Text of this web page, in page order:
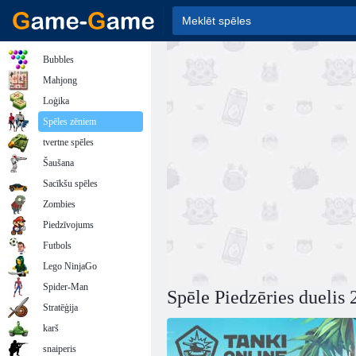
Spēle Piedzēries duelis
Bubbles
Mahjong
Loģika
Spēles zēniem
tvertne spēles
Šaušana
Sacīkšu spēles
Zombies
Piedzīvojums
Futbols
Lego NinjaGo
Spider-Man
Stratēģija
karš
snaiperis